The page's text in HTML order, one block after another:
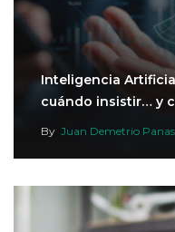
Inteligencia
cuándo insistir… y
By Juan Demetrio